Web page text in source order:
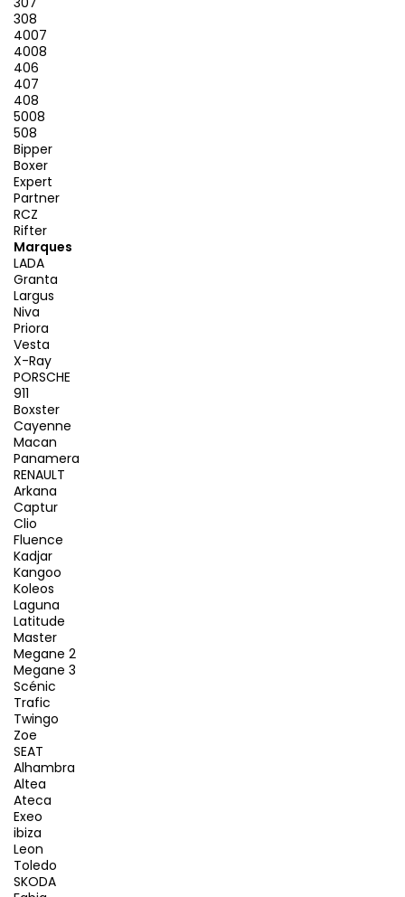
308
4007
4008
406
407
408
5008
508
Bipper
Boxer
Expert
Partner
RCZ
Rifter
Marques
LADA
Granta
Largus
Niva
Priora
Vesta
X-Ray
PORSCHE
911
Boxster
Cayenne
Macan
Panamera
RENAULT
Arkana
Captur
Clio
Fluence
Kadjar
Kangoo
Koleos
Laguna
Latitude
Master
Megane 2
Megane 3
Scénic
Trafic
Twingo
Zoe
SEAT
Alhambra
Altea
Ateca
Exeo
ibiza
Leon
Toledo
SKODA